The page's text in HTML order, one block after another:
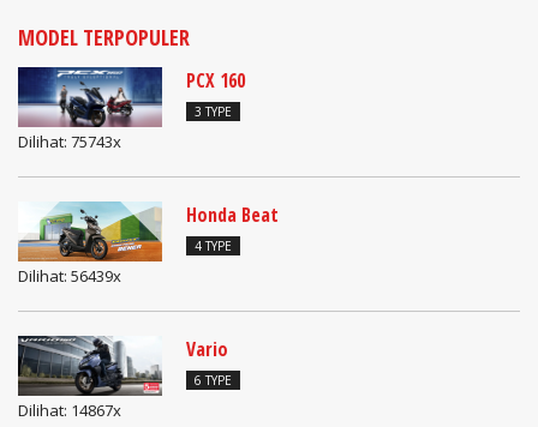
MODEL TERPOPULER
PCX 160
3 TYPE
Dilihat: 75743x
Honda Beat
4 TYPE
Dilihat: 56439x
Vario
6 TYPE
Dilihat: 14867x